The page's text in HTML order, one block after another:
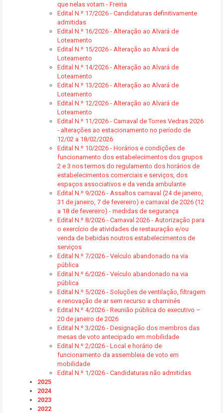
que nelas votam - Freiria
Edital N.º 17/2026 - Candidaturas definitivamente
admitidas
Edital N.º 16/2026 - Alteração ao Alvará de
Loteamento
Edital N.º 15/2026 - Alteração ao Alvará de
Loteamento
Edital N.º 14/2026 - Alteração ao Alvará de
Loteamento
Edital N.º 13/2026 - Alteração ao Alvará de
Loteamento
Edital N.º 12/2026 - Alteração ao Alvará de
Loteamento
Edital N.º 11/2026 - Carnaval de Torres Vedras 2026
- alterações ao estacionamento no período de
12/02 a 18/02/2026
Edital N.º 10/2026 - Horários e condições de
funcionamento dos estabelecimentos dos grupos
2 e 3 nos termos do regulamento dos horários de
estabelecimentos comerciais e serviços, dos
espaços associativos e da venda ambulante
Edital N.º 9/2026 - Assaltos carnaval (24 de janeiro,
31 de janeiro, 7 de fevereiro) e carnaval de 2026 (12
a 18 de fevereiro) - medidas de segurança
Edital N.º 8/2026 - Carnaval 2026 - Autorização para
o exercício de atividades de restauração e/ou
venda de bebidas noutros estabelecimentos de
serviços
Edital N.º 7/2026 - Veículo abandonado na via
pública
Edital N.º 6/2026 - Veículo abandonado na via
pública
Edital N.º 5/2026 - Soluções de ventilação, filtragem
e renovação de ar sem recurso a chaminés
Edital N.º 4/2026 - Reunião pública do executivo –
20 de janeiro de 2026
Edital N.º 3/2026 - Designação dos membros das
mesas de voto antecipado em mobilidade
Edital N.º 2/2026 - Local e horário de
funcionamento da assembleia de voto em
mobilidade
Edital N.º 1/2026 - Candidaturas não admitidas
2025
2024
2023
2022